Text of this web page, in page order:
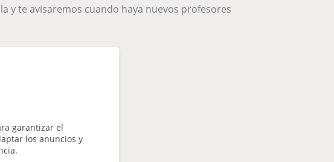
garantizar el
los anuncios y
y te avisaremos cuando haya nuevos profesores